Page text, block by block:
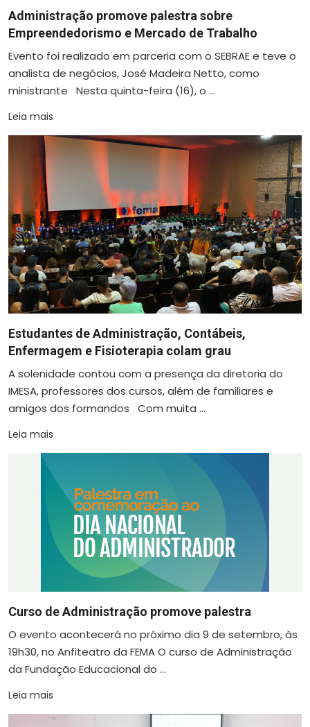
Administração promove palestra sobre
Empreendedorismo e Mercado de Trabalho
Evento foi realizado em parceria com o SEBRAE e teve o
analista de negócios, José Madeira Netto, como
ministrante Nesta quinta-feira (16), o ...
Leia mais
Estudantes de Administração, Contábeis,
Enfermagem e Fisioterapia colam grau
A solenidade contou com a presença da diretoria do
IMESA, professores dos cursos, além de familiares e
amigos dos formandos Com muita ...
Leia mais
Curso de Administração promove palestra
O evento acontecerá no próximo dia 9 de setembro, às
19h30, no Anfiteatro da FEMA O curso de Administração
da Fundação Educacional do ...
Leia mais